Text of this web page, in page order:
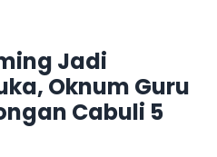
Jadi
Oknum Guru
Cabuli 5